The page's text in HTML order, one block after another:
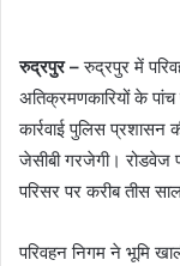
रुद्रपुर –रुद्रपुर में
अतिक्रमणकारियों के
कार्रवाई पुलिस प्रशासन
जेसीबी गरजेगी। रोडवेज
परिसर पर करीब तीस
परिवहन निगम ने भूमि